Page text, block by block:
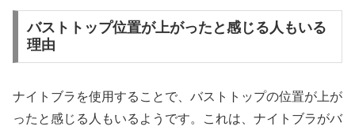
バストトップ位置が上がったと感じる人もいる
理由
ナイトブラを使用することで、バストトップの位置が上が
ったと感じる人もいるようです。これは、ナイトブラがバ